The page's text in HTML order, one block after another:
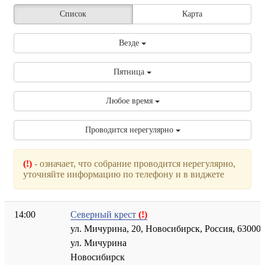
Список Карта
Везде
Пятница
Любое время
Проводится нерегулярно
(!) - означает, что собрание проводится нерегулярно,
уточняйте информацию по телефону и в виджете
14:00 Северный крест (!)
ул. Мичурина, 20, Новосибирск, Россия, 630005
ул. Мичурина
Новосибирск